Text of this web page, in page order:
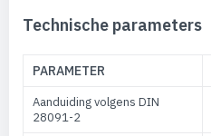
Technische parameters
PARAMETER
Aanduiding volgens DIN
28091-2